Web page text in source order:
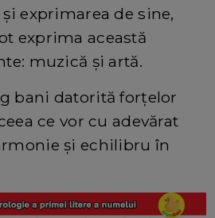
exprimarea de sine,
exprima această
muzică și artă.
bani datorită forțelor
ce vor cu adevărat
și echilibru în